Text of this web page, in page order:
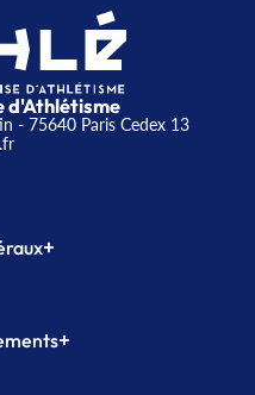
d'Athlétisme
- 75640 Paris Cedex 13
+
+